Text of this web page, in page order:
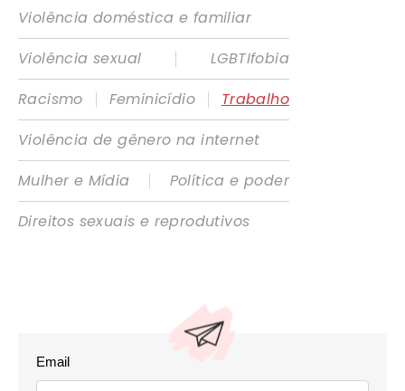
Violência doméstica e familiar
Violência sexual
|
LGBTIfobia
Racismo
| Feminicídio |
Trabalho
Violência de gênero na internet
Mulher e Mídia
|
Política e poder
Direitos sexuais e reprodutivos